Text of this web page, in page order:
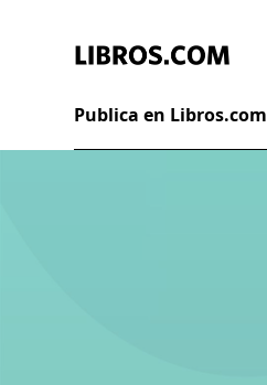
Publica en Libros.com